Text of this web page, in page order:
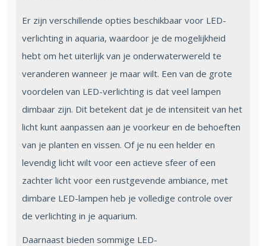
Er zijn verschillende opties beschikbaar voor LED-
verlichting in aquaria, waardoor je de mogelijkheid
hebt om het uiterlijk van je onderwaterwereld te
veranderen wanneer je maar wilt. Een van de grote
voordelen van LED-verlichting is dat veel lampen
dimbaar zijn. Dit betekent dat je de intensiteit van het
licht kunt aanpassen aan je voorkeur en de behoeften
van je planten en vissen. Of je nu een helder en
levendig licht wilt voor een actieve sfeer of een
zachter licht voor een rustgevende ambiance, met
dimbare LED-lampen heb je volledige controle over
de verlichting in je aquarium.
Daarnaast bieden sommige LED-